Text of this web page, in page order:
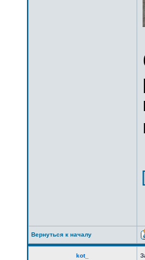
Вернуться к началу
kot_